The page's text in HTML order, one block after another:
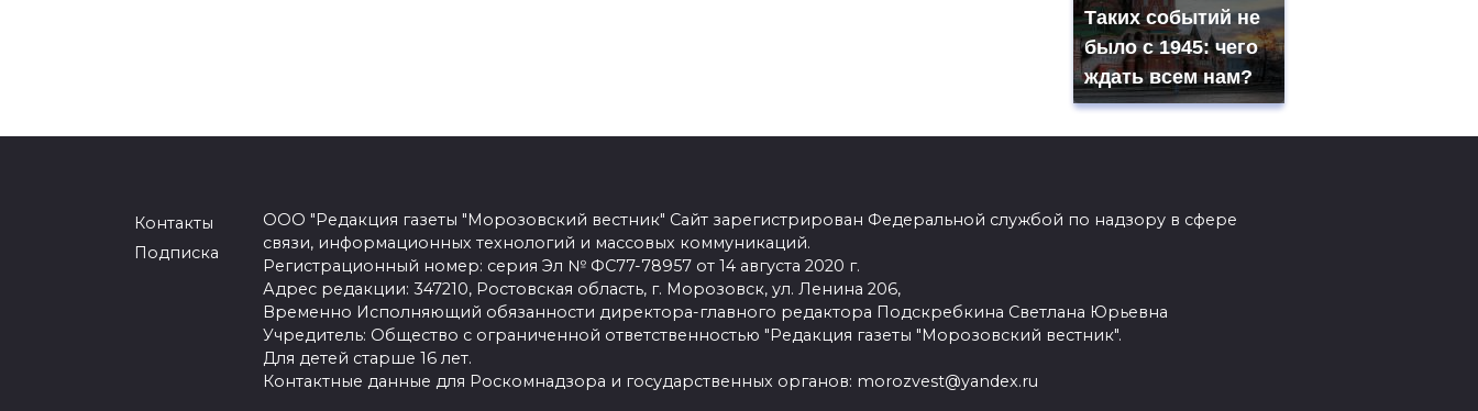
Таких событий не
было с 1945: чего
ждать всем нам?
Контакты
Подписка
ООО "Редакция газеты "Морозовский вестник" Сайт зарегистрирован Федеральной службой по надзору в сфере
связи, информационных технологий и массовых коммуникаций.
Регистрационный номер: серия Эл № ФС77-78957 от 14 августа 2020 г.
Адрес редакции: 347210, Ростовская область, г. Морозовск, ул. Ленина 206,
Временно Исполняющий обязанности директора-главного редактора Подскребкина Светлана Юрьевна
Учредитель: Общество с ограниченной ответственностью "Редакция газеты "Морозовский вестник".
Для детей старше 16 лет.
Контактные данные для Роскомнадзора и государственных органов: morozvest@yandex.ru